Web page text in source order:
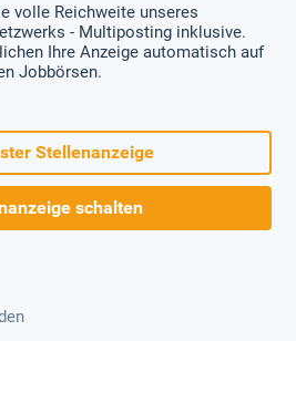
volle Reichweite unseres
- Multiposting inklusive.
Ihre Anzeige automatisch auf
Jobbörsen.
Stellenanzeige
schalten